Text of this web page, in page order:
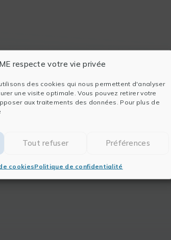
respecte votre vie privée
des cookies qui nous permettent d'analyser
une visite optimale. Vous pouvez retirer votre
aux traitements des données. Pour plus de
Tout refuser Préférences
cookiesPolitique de confidentialité